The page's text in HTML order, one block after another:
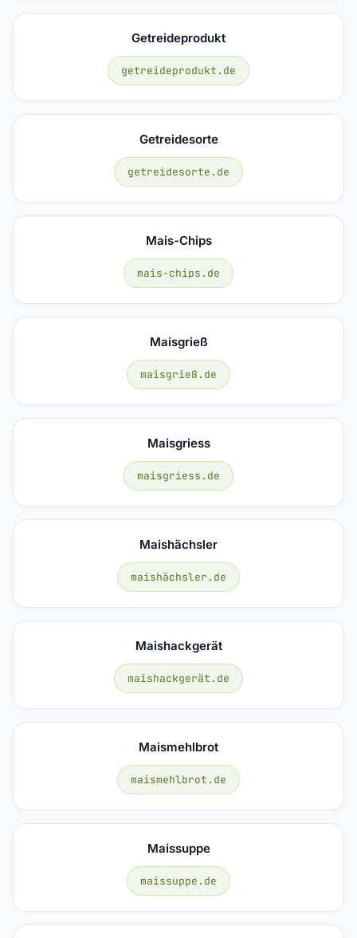
Getreideprodukt
getreideprodukt.de
Getreidesorte
getreidesorte.de
Mais-Chips
mais-chips.de
Maisgrieß
maisgrieß.de
Maisgriess
maisgriess.de
Maishächsler
maishächsler.de
Maishackgerät
maishackgerät.de
Maismehlbrot
maismehlbrot.de
Maissuppe
maissuppe.de